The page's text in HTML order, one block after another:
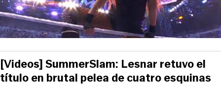
[Videos] SummerSlam: Lesnar retuvo el
título en brutal pelea de cuatro esquinas